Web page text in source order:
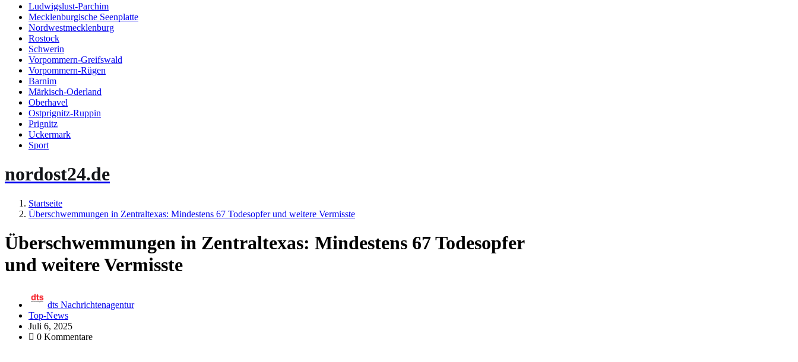
Ludwigslust-Parchim
Mecklenburgische Seenplatte
Nordwestmecklenburg
Rostock
Schwerin
Vorpommern-Greifswald
Vorpommern-Rügen
Barnim
Märkisch-Oderland
Oberhavel
Ostprignitz-Ruppin
Prignitz
Uckermark
Sport
nordost24.de
Startseite
Überschwemmungen in Zentraltexas: Mindestens 67 Todesopfer und weitere Vermisste
Überschwemmungen in Zentraltexas: Mindestens 67 Todesopfer
und weitere Vermisste
dts Nachrichtenagentur
Top-News
Juli 6, 2025
0 Kommentare